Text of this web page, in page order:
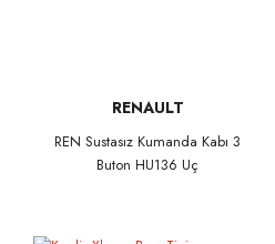
RENAULT
REN Sustasız Kumanda Kabı 3
Buton HU136 Uç